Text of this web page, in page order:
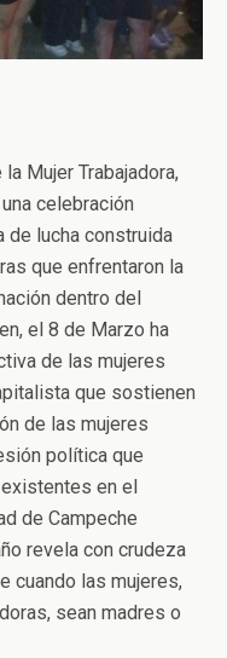
Mujer Trabajadora,
celebración
de lucha construida
que enfrentaron la
dentro del
el 8 de Marzo ha
de las mujeres
que sostienen
de las mujeres
política que
en el
de Campeche
revela con crudeza
cuando las mujeres,
sean madres o